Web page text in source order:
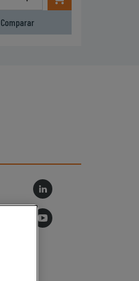
Comparar